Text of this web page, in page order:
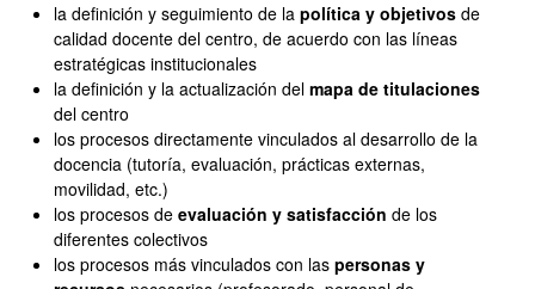
la definición y seguimiento de la política y objetivos de
calidad docente del centro, de acuerdo con las líneas
estratégicas institucionales
la definición y la actualización del mapa de titulaciones
del centro
los procesos directamente vinculados al desarrollo de la
docencia (tutoría, evaluación, prácticas externas,
movilidad, etc.)
los procesos de evaluación y satisfacción de los
diferentes colectivos
los procesos más vinculados con las personas y